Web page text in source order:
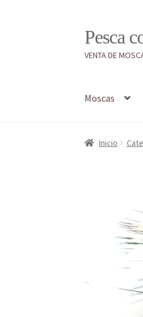
Ir
a
la
Ir
al
contenido
Pesca
VENTA DE
Moscas
Inicio #7897
Inicio